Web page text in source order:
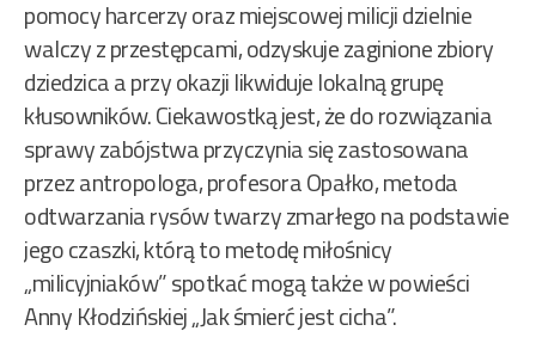
pomocy harcerzy oraz miejscowej milicji dzielnie
walczy z przestępcami, odzyskuje zaginione zbiory
dziedzica a przy okazji likwiduje lokalną grupę
kłusowników. Ciekawostką jest, że do rozwiązania
sprawy zabójstwa przyczynia się zastosowana
przez antropologa, profesora Opałko, metoda
odtwarzania rysów twarzy zmarłego na podstawie
jego czaszki, którą to metodę miłośnicy
„milicyjniaków” spotkać mogą także w powieści
Anny Kłodzińskiej „Jak śmierć jest cicha”.